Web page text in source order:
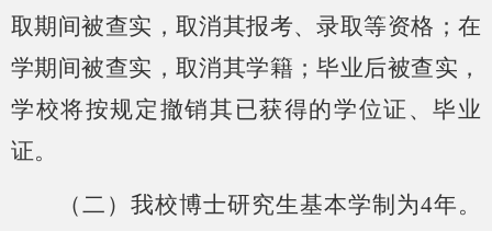
取期间被查实，取消其报考、录取等资格；在
学期间被查实，取消其学籍；毕业后被查实，
学校将按规定撤销其已获得的学位证、毕业
证。
（二）我校博士研究生基本学制为4年。